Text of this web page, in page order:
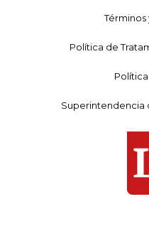
Política de
Superintendencia